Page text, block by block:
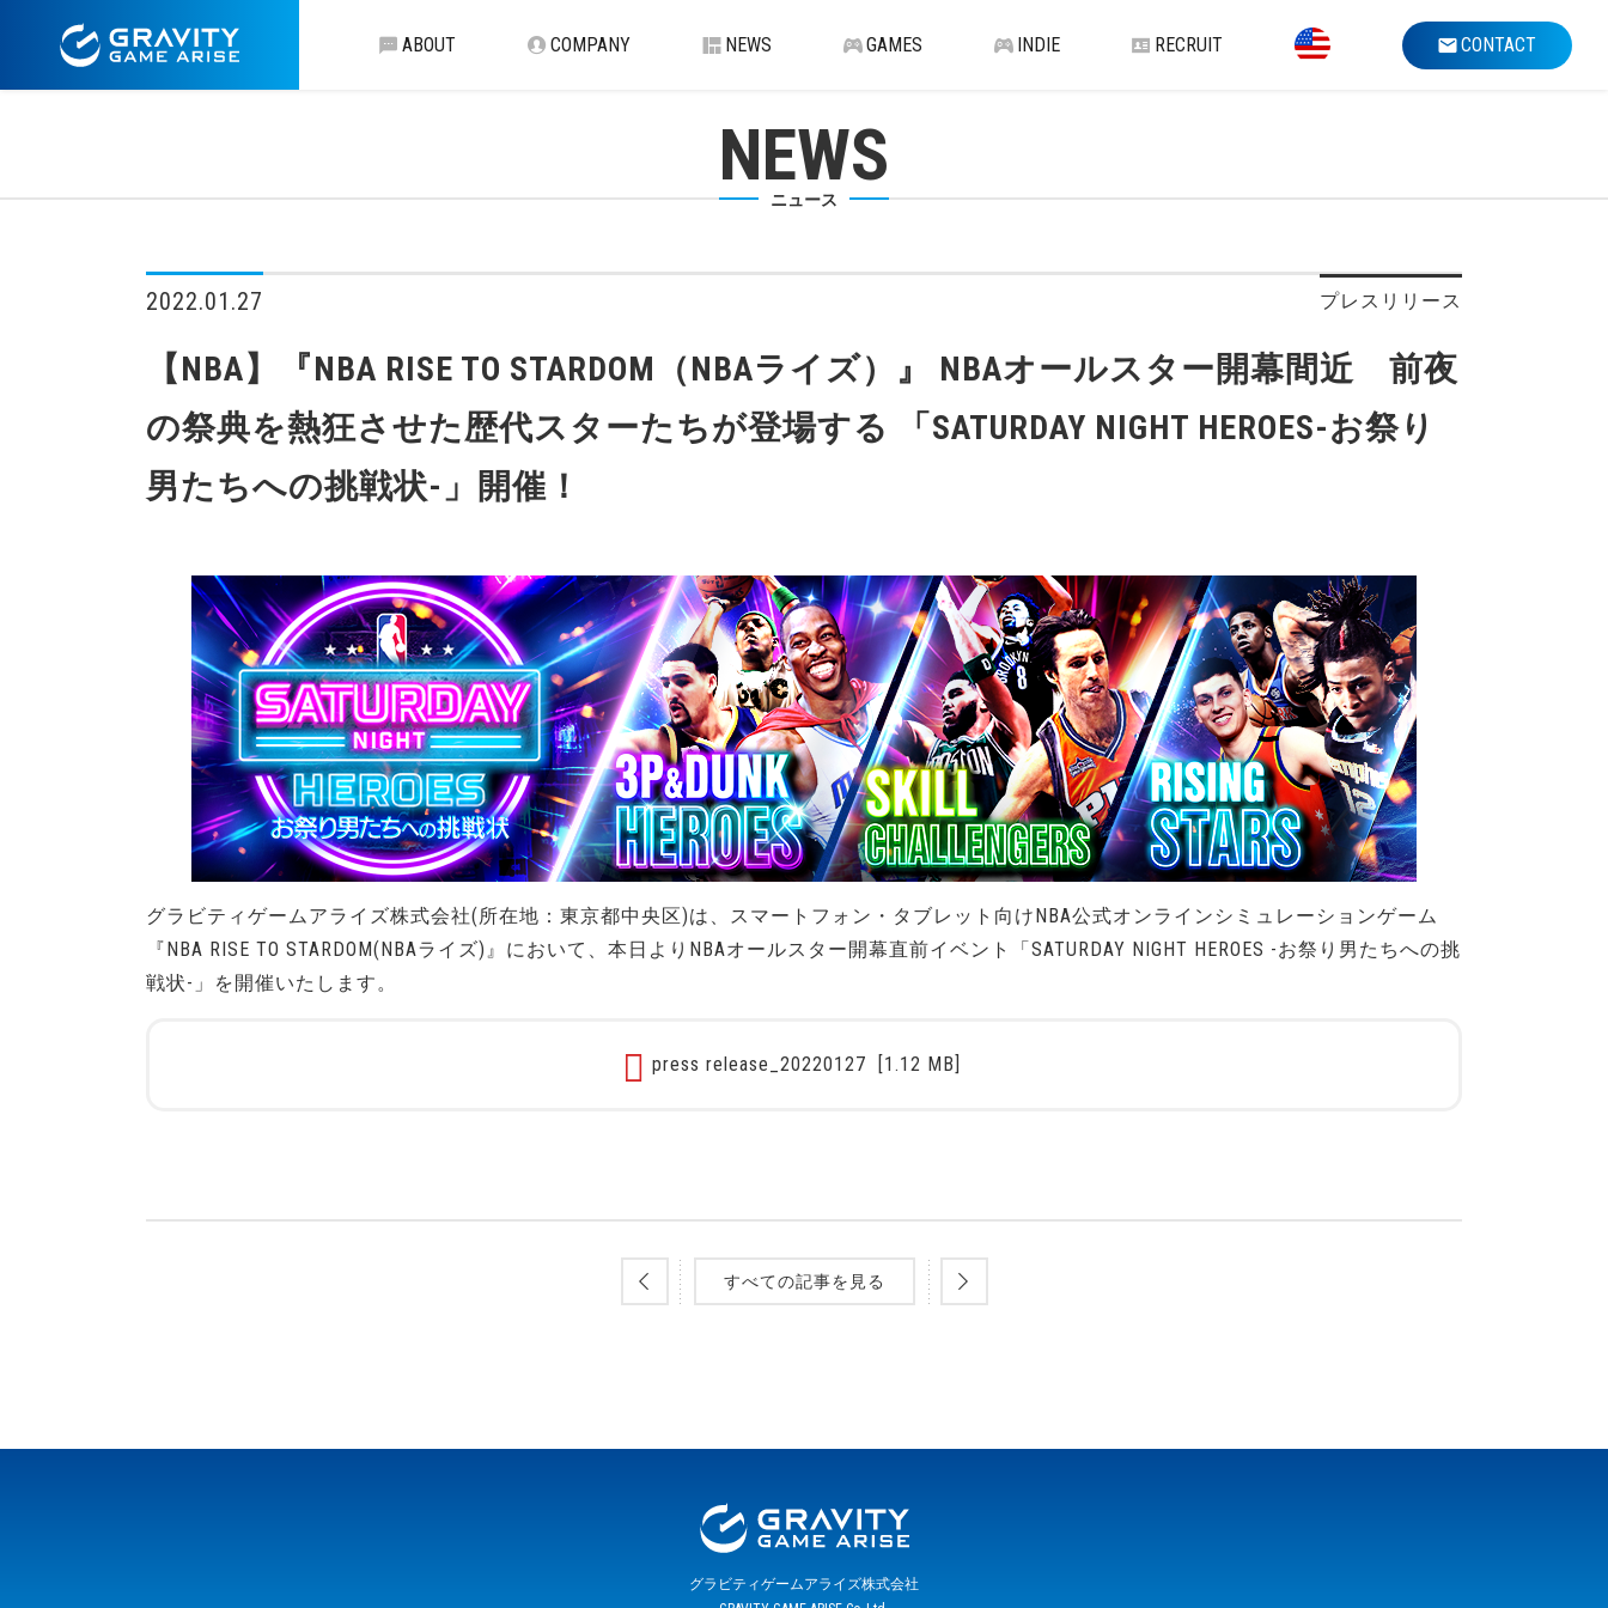
ABOUT COMPANY NEWS GAMES INDIE RECRUIT CONTACT
NEWS
ニュース
2022.01.27 プレスリリース
【NBA】『NBA RISE TO STARDOM（NBAライズ）』 NBAオールスター開幕間近 前夜
の祭典を熱狂させた歴代スターたちが登場する 「SATURDAY NIGHT HEROES-お祭り
男たちへの挑戦状-」開催！
グラビティゲームアライズ株式会社(所在地：東京都中央区)は、スマートフォン・タブレット向けNBA公式オンラインシミュレーションゲーム
『NBA RISE TO STARDOM(NBAライズ)』において、本日よりNBAオールスター開幕直前イベント「SATURDAY NIGHT HEROES -お祭り男たちへの挑
戦状-」を開催いたします。
press release_20220127 [1.12 MB]
すべての記事を見る
グラビティゲームアライズ株式会社